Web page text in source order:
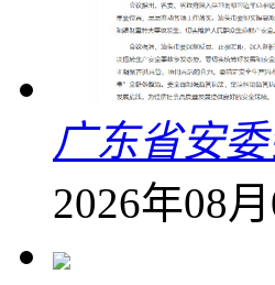
广东省安
2026年08